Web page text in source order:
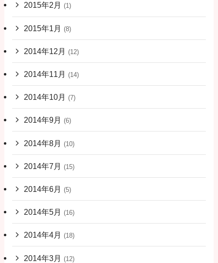
2015年2月 (1)
2015年1月 (8)
2014年12月 (12)
2014年11月 (14)
2014年10月 (7)
2014年9月 (6)
2014年8月 (10)
2014年7月 (15)
2014年6月 (5)
2014年5月 (16)
2014年4月 (18)
2014年3月 (12)